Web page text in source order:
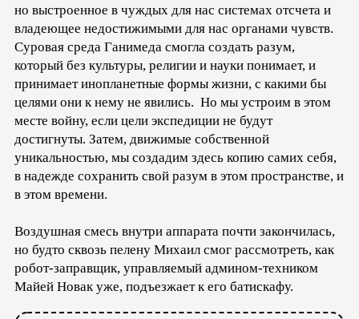
но выстроенное в чуждых для нас системах отсчета и
владеющее недостижимыми для нас органами чувств.
Суровая среда Ганимеда смогла создать разум,
который без культуры, религии и науки понимает, и
принимает инопланетные формы жизни, с какими бы
целями они к нему не явились. Но мы устроим в этом
месте войну, если цели экспедиции не будут
достигнуты. Затем, движимые собственной
уникальностью, мы создадим здесь копию самих себя,
в надежде сохранить свой разум в этом пространстве, и
в этом времени.
Воздушная смесь внутри аппарата почти закончилась,
но будто сквозь пелену Михаил смог рассмотреть, как
робот-заправщик, управляемый админом-техником
Майей Новак уже, подъезжает к его батискафу.